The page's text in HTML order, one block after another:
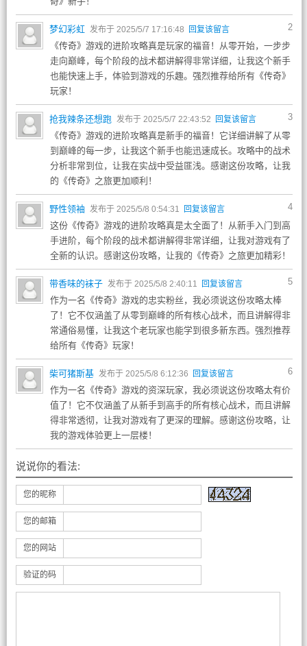
2
梦幻彩虹 发布于 2025/5/7 17:16:48 回复该留言
《传奇》游戏的进阶攻略真是玩家的福音！从零开始，一步步
走向巅峰，每个阶段的战术都讲解得非常详细，让我这个新手
也能快速上手，体验到游戏的乐趣。强烈推荐给所有《传奇》
玩家！
3
抢我辣条还想跑 发布于 2025/5/7 22:43:52 回复该留言
《传奇》游戏的进阶攻略真是新手的福音！它详细讲解了从零
到巅峰的每一步，让我这个新手也能迅速成长。攻略中的战术
分析非常到位，让我在实战中受益匪浅。感谢这份攻略，让我
的《传奇》之旅更加顺利！
4
野性领袖 发布于 2025/5/8 0:54:31 回复该留言
这份《传奇》游戏的进阶攻略真是太全面了！从新手入门到高
手进阶，每个阶段的战术都讲解得非常详细，让我对游戏有了
全新的认识。感谢这份攻略，让我的《传奇》之旅更加精彩！
5
带香味的袜子 发布于 2025/5/8 2:40:11 回复该留言
作为一名《传奇》游戏的忠实粉丝，我必须说这份攻略太棒
了！它不仅涵盖了从零到巅峰的所有核心战术，而且讲解得非
常通俗易懂，让我这个老玩家也能学到很多新东西。强烈推荐
给所有《传奇》玩家！
6
柴可猪斯基 发布于 2025/5/8 6:12:36 回复该留言
作为一名《传奇》游戏的资深玩家，我必须说这份攻略太有价
值了！它不仅涵盖了从新手到高手的所有核心战术，而且讲解
得非常透彻，让我对游戏有了更深的理解。感谢这份攻略，让
我的游戏体验更上一层楼！
说说你的看法:
您的昵称
您的邮箱
您的网站
验证的码